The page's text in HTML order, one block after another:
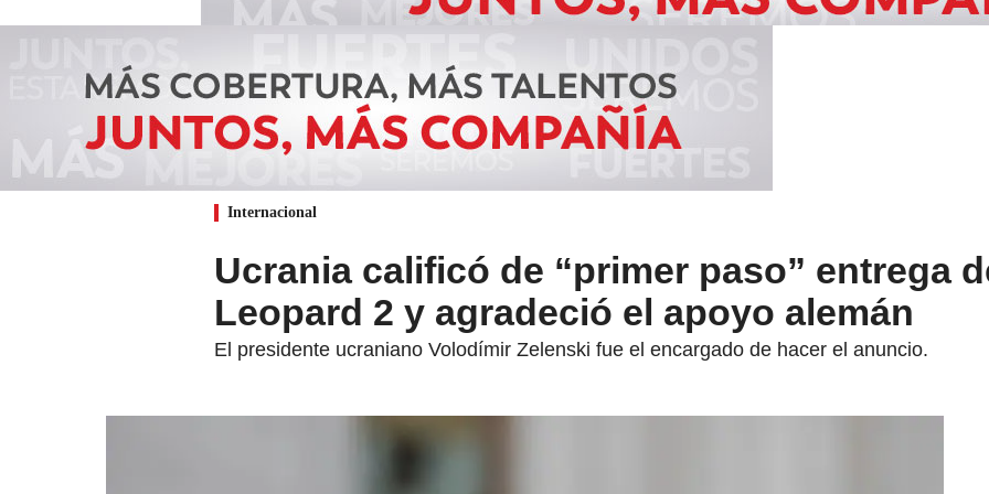
Internacional
Ucrania calificó de “primer paso” entrega
Leopard 2 y agradeció el apoyo alemán
El presidente ucraniano Volodímir Zelenski fue el encargado de hacer el anuncio.